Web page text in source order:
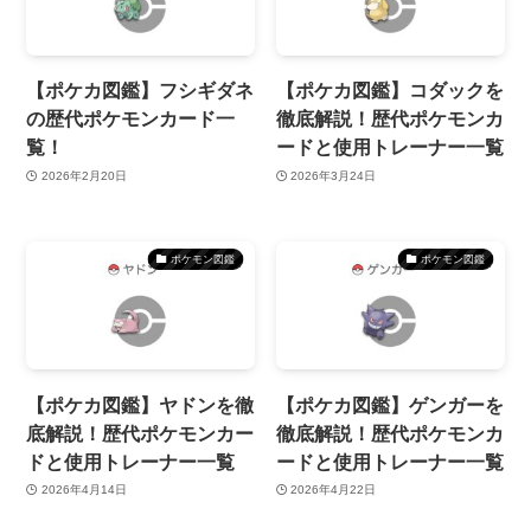
【ポケカ図鑑】フシギダネ
の歴代ポケモンカード一
覧！
2026年2月20日
【ポケカ図鑑】コダックを
徹底解説！歴代ポケモンカ
ードと使用トレーナー一覧
2026年3月24日
ポケモン図鑑
【ポケカ図鑑】ヤドンを徹
底解説！歴代ポケモンカー
ドと使用トレーナー一覧
2026年4月14日
ポケモン図鑑
【ポケカ図鑑】ゲンガーを
徹底解説！歴代ポケモンカ
ードと使用トレーナー一覧
2026年4月22日